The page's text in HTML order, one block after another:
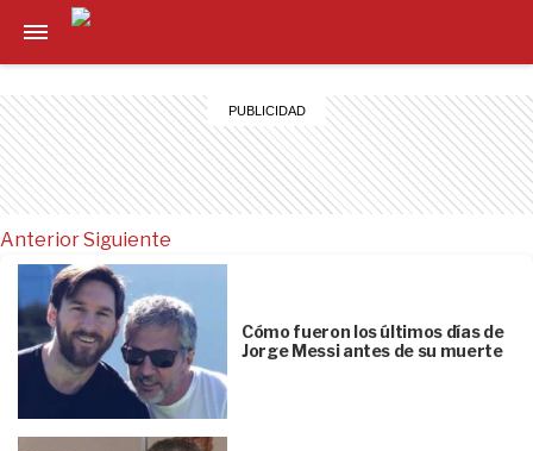
Anterior
Cómo fueron los últimos días de
Jorge Messi antes de su muerte
Siguiente